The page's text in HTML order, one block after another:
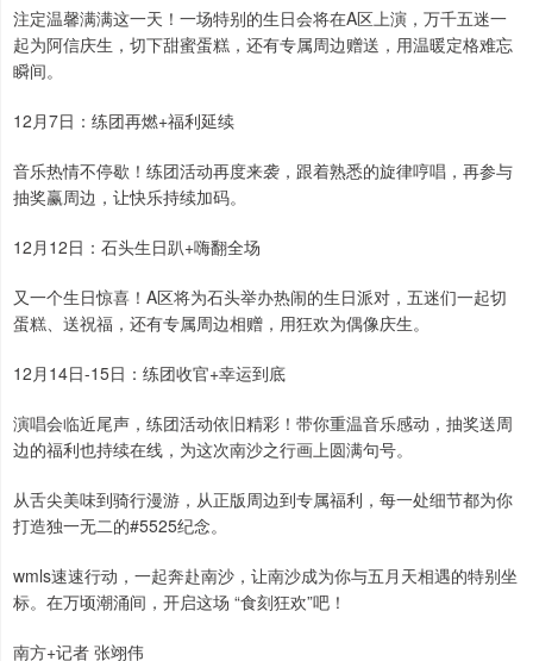
注定温馨满满这一天！一场特别的生日会将在A区上演，万千五迷一
起为阿信庆生，切下甜蜜蛋糕，还有专属周边赠送，用温暖定格难忘
瞬间。
12月7日：练团再燃+福利延续
音乐热情不停歇！练团活动再度来袭，跟着熟悉的旋律哼唱，再参与
抽奖赢周边，让快乐持续加码。
12月12日：石头生日趴+嗨翻全场
又一个生日惊喜！A区将为石头举办热闹的生日派对，五迷们一起切
蛋糕、送祝福，还有专属周边相赠，用狂欢为偶像庆生。
12月14日-15日：练团收官+幸运到底
演唱会临近尾声，练团活动依旧精彩！带你重温音乐感动，抽奖送周
边的福利也持续在线，为这次南沙之行画上圆满句号。
从舌尖美味到骑行漫游，从正版周边到专属福利，每一处细节都为你
打造独一无二的#5525纪念。
wmls速速行动，一起奔赴南沙，让南沙成为你与五月天相遇的特别坐
标。在万顷潮涌间，开启这场 “食刻狂欢”吧！
南方+记者 张翊伟